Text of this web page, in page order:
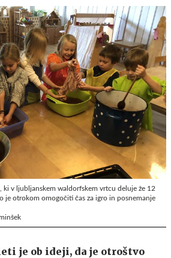
ki v ljubljanskem waldorfskem vrtcu deluje že 12
je otrokom omogočiti čas za igro in posnemanje
je ob ideji, da je otroštvo